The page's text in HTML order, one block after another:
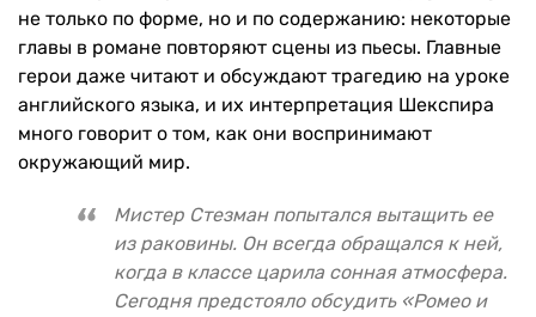
не только по форме, но и по содержанию: некоторые
главы в романе повторяют сцены из пьесы. Главные
герои даже читают и обсуждают трагедию на уроке
английского языка, и их интерпретация Шекспира
много говорит о том, как они воспринимают
окружающий мир.
Мистер Стезман попытался вытащить ее
из раковины. Он всегда обращался к ней,
когда в классе царила сонная атмосфера.
Сегодня предстояло обсудить «Ромео и